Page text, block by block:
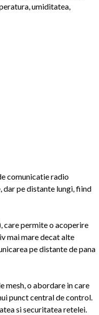
umiditatea,
comunicatie radio
pe distante lungi, fiind
care permite o acoperire
mai mare decat alte
pe distante de pana
mesh, o abordare in care
punct central de control.
si securitatea retelei.